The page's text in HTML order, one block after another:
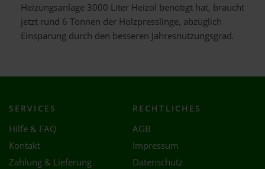
Heizungsanlage 3000 Liter Heizöl benötigt hat, braucht
jetzt rund 6 Tonnen der Holzpresslinge, abzüglich
Einsparung durch den besseren Jahresnutzungsgrad.
SERVICES
Hilfe & FAQ
Kontakt
Zahlung & Lieferung
RECHTLICHES
AGB
Impressum
Datenschutz